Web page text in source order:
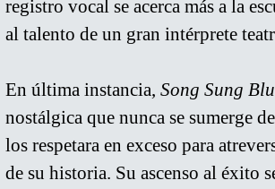
registro vocal se acerca más a la
al talento de un gran intérprete
En última instancia, Song Sung
nostálgica que nunca se sumerge
los respetara en exceso para
de su historia. Su ascenso al éxito